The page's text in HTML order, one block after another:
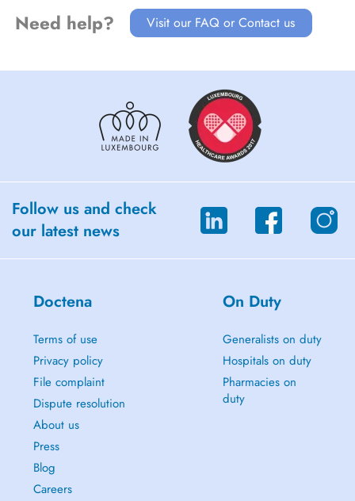
Need help? Visit our FAQ or Contact us
Follow us and check
our latest news
Doctena
Terms of use
Privacy policy
File complaint
Dispute resolution
About us
Press
Blog
Careers
On Duty
Generalists on duty
Hospitals on duty
Pharmacies on
duty